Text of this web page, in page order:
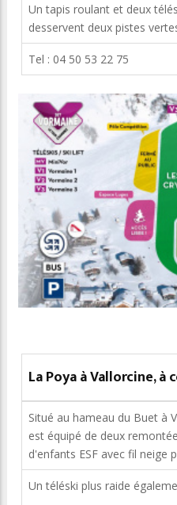
Un tapis roulant et deux
desservent deux pistes
Tel : 04 50 53 22 75
La Poya à Vallorcine,
Situé au hameau du Buet à
est équipé de deux
d'enfants ESF avec fil neige
Un téléski plus raide